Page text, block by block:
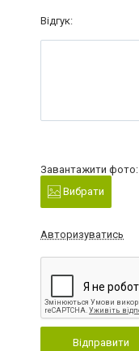
Відгук:
Завантажити фото:
Вибрати
Авторизуватись
Відправити